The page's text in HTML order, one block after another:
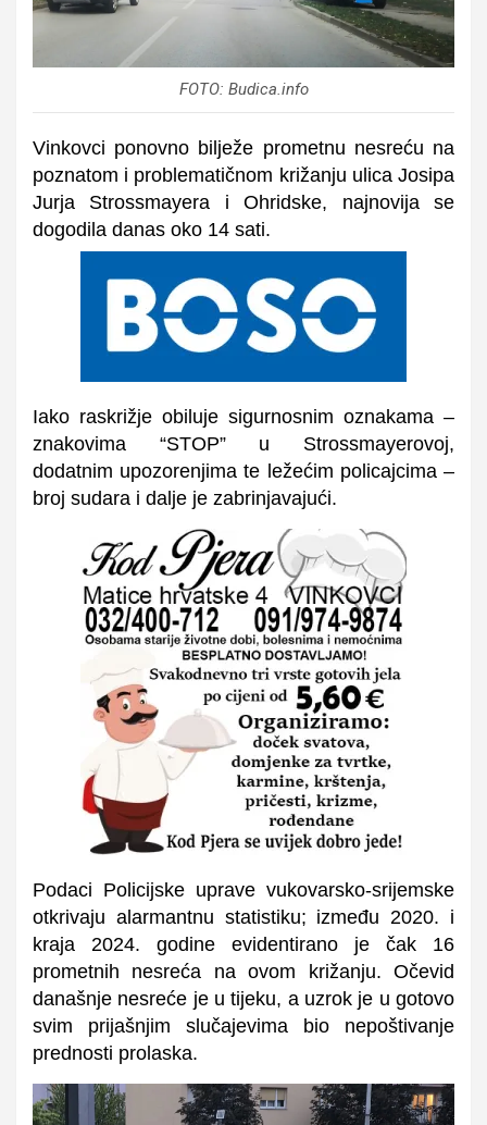
FOTO: Budica.info
Vinkovci ponovno bilježe prometnu nesreću na
poznatom i problematičnom križanju ulica Josipa
Jurja Strossmayera i Ohridske, najnovija se
dogodila danas oko 14 sati.
Iako raskrižje obiluje sigurnosnim oznakama –
znakovima “STOP” u Strossmayerovoj,
dodatnim upozorenjima te ležećim policajcima –
broj sudara i dalje je zabrinjavajući.
Podaci Policijske uprave vukovarsko-srijemske
otkrivaju alarmantnu statistiku; između 2020. i
kraja 2024. godine evidentirano je čak 16
prometnih nesreća na ovom križanju. Očevid
današnje nesreće je u tijeku, a uzrok je u gotovo
svim prijašnjim slučajevima bio nepoštivanje
prednosti prolaska.